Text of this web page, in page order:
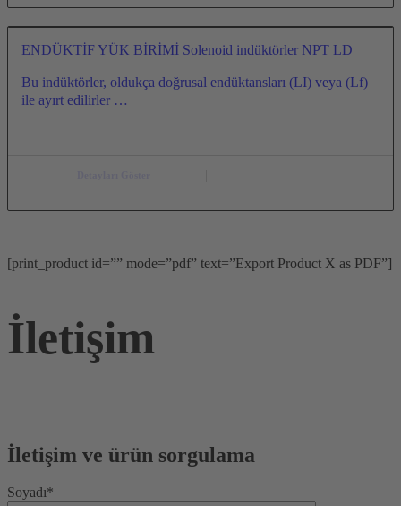
ENDÜKTİF YÜK BİRİMİ Solenoid indüktörler NPT LD
Bu indüktörler, oldukça doğrusal endüktansları (LI) veya (Lf)
ile ayırt edilirler …
[print_product id=”” mode=”pdf” text=”Export Product X as PDF”]
İletişim
İletişim ve ürün sorgulama
Soyadı*